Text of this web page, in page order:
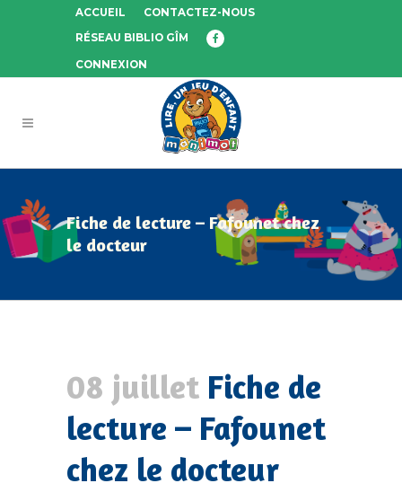
ACCUEIL
CONTACTEZ-NOUS
RÉSEAU BIBLIO GÎM
CONNEXION
Fiche de lecture – Fafounet chez
le docteur
08 juillet Fiche de
lecture – Fafounet
chez le docteur